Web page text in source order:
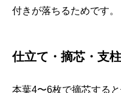
付きが落ちるためです。
仕立て・摘芯・支柱
本葉4〜6枚で摘芯する